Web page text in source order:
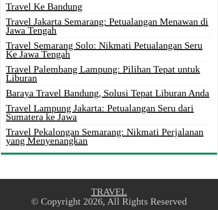
Travel Ke Bandung
Travel Jakarta Semarang: Petualangan Menawan di
Jawa Tengah
Travel Semarang Solo: Nikmati Petualangan Seru
Ke Jawa Tengah
Travel Palembang Lampung: Pilihan Tepat untuk
Liburan
Baraya Travel Bandung, Solusi Tepat Liburan Anda
Travel Lampung Jakarta: Petualangan Seru dari
Sumatera ke Jawa
Travel Pekalongan Semarang: Nikmati Perjalanan
yang Menyenangkan
TRAVEL
© Copyright 2026, All Rights Reserved